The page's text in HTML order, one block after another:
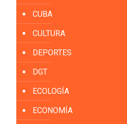
CUBA
CULTURA
DEPORTES
DGT
ECOLOGÍA
ECONOMÍA